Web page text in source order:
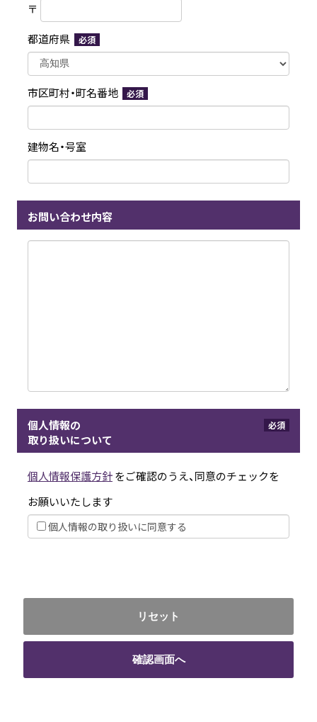
〒
都道府県
必須
市区町村・町名番地 必須
建物名・号室
お問い合わせ内容
必須
個人情報の
取り扱いについて
個人情報保護方針をご確認のうえ、同意のチェックを
お願いいたします
個人情報の取り扱いに同意する
リセット
確認画面へ